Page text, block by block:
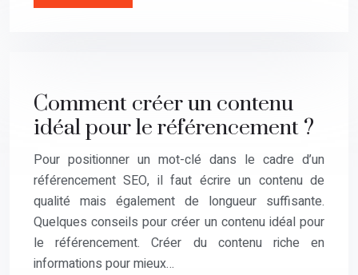
Comment créer un contenu
idéal pour le référencement ?
Pour positionner un mot-clé dans le cadre d’un
référencement SEO, il faut écrire un contenu de
qualité mais également de longueur suffisante.
Quelques conseils pour créer un contenu idéal pour
le référencement. Créer du contenu riche en
informations pour mieux…